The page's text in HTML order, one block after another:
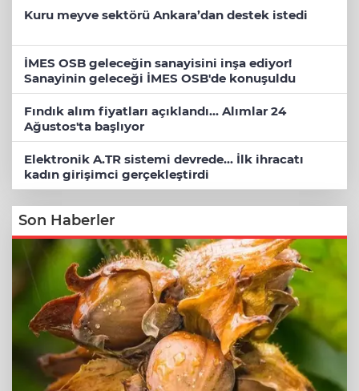
Kuru meyve sektörü Ankara’dan destek istedi
İMES OSB geleceğin sanayisini inşa ediyor!
Sanayinin geleceği İMES OSB'de konuşuldu
Fındık alım fiyatları açıklandı... Alımlar 24
Ağustos'ta başlıyor
Elektronik A.TR sistemi devrede... İlk ihracatı
kadın girişimci gerçekleştirdi
Son Haberler